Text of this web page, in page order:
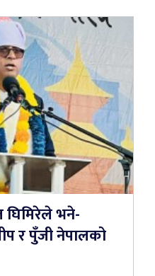
घिमिरेले भने-
र पुँजी नेपालको